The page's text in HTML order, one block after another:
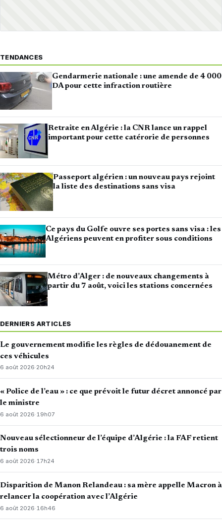
TENDANCES
Gendarmerie nationale : une amende de 4 000
DA pour cette infraction routière
Retraite en Algérie : la CNR lance un rappel
important pour cette catérorie de personnes
Passeport algérien : un nouveau pays rejoint
la liste des destinations sans visa
Ce pays du Golfe ouvre ses portes sans visa : les
Algériens peuvent en profiter sous conditions
Métro d’Alger : de nouveaux changements à
partir du 7 août, voici les stations concernées
DERNIERS ARTICLES
Le gouvernement modifie les règles de dédouanement de
ces véhicules
6 août 2026·20h24
« Police de l’eau » : ce que prévoit le futur décret annoncé par
le ministre
6 août 2026· 19h07
Nouveau sélectionneur de l’équipe d’Algérie : la FAF retient
trois noms
6 août 2026·17h24
Disparition de Manon Relandeau : sa mère appelle Macron à
relancer la coopération avec l’Algérie
6 août 2026· 16h46